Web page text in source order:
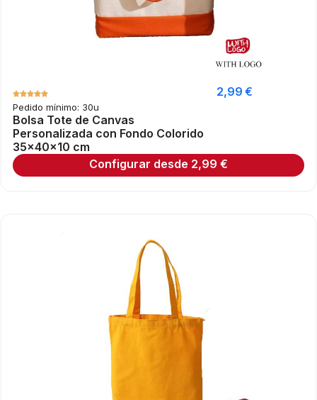
Pedido mínimo: 30u
Bolsa Tote de Canvas
Personalizada con Fondo Colorido
35×40×10 cm
2,99€
Configurar desde 2,99 €